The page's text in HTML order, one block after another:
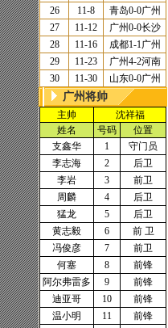
26
11-8 青岛0-0广州
27
11-12 广州0-0长沙
28
11-16 成都1-1广州
29
11-23 广州4-2河南
30
11-30 山东0-0广州
广州将帅
主帅
沈祥福
姓名
号码
位置
支鑫华
1
守门员
李志海
2
后卫
李岩
3
前卫
周麟
4
后卫
猛龙
5
后卫
黄志毅
6
前 卫
冯俊彦
7
前卫
何塞
8
前锋
阿尔弗雷多
9
前锋
迪亚哥
10
前锋
温小明
11
前锋